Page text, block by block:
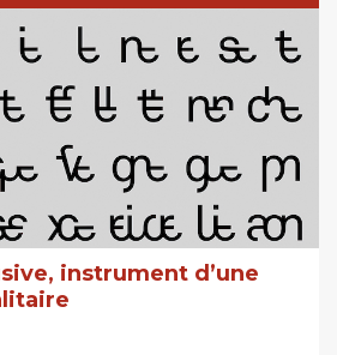
instrument d’une